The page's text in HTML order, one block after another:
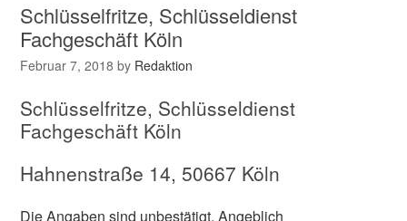
Schlüsselfritze, Schlüsseldienst
Fachgeschäft Köln
Februar 7, 2018 by Redaktion
Schlüsselfritze, Schlüsseldienst
Fachgeschäft Köln
Hahnenstraße 14, 50667 Köln
Die Angaben sind unbestätigt. Angeblich